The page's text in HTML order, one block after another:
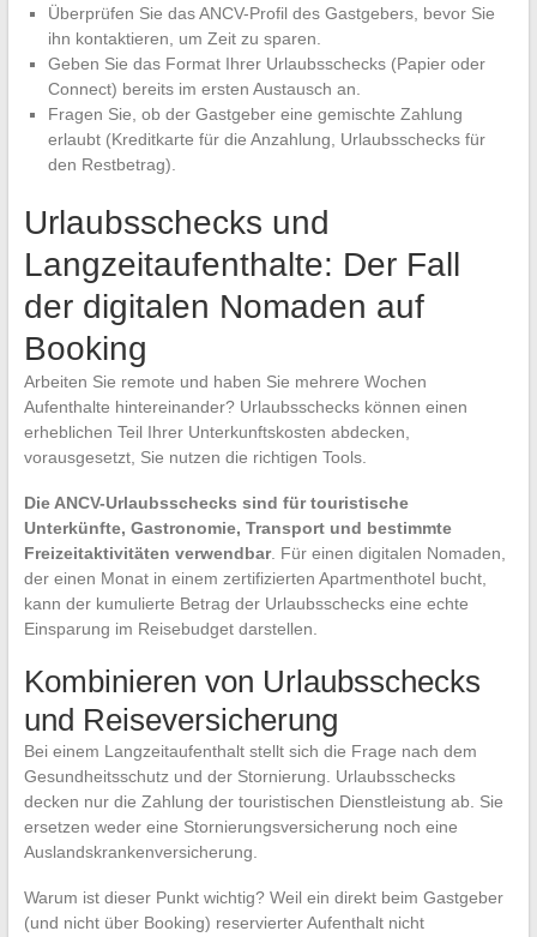
Überprüfen Sie das ANCV-Profil des Gastgebers, bevor Sie
ihn kontaktieren, um Zeit zu sparen.
Geben Sie das Format Ihrer Urlaubsschecks (Papier oder
Connect) bereits im ersten Austausch an.
Fragen Sie, ob der Gastgeber eine gemischte Zahlung
erlaubt (Kreditkarte für die Anzahlung, Urlaubsschecks für
den Restbetrag).
Urlaubsschecks und
Langzeitaufenthalte: Der Fall
der digitalen Nomaden auf
Booking
Arbeiten Sie remote und haben Sie mehrere Wochen
Aufenthalte hintereinander? Urlaubsschecks können einen
erheblichen Teil Ihrer Unterkunftskosten abdecken,
vorausgesetzt, Sie nutzen die richtigen Tools.
Die ANCV-Urlaubsschecks sind für touristische
Unterkünfte, Gastronomie, Transport und bestimmte
Freizeitaktivitäten verwendbar. Für einen digitalen Nomaden,
der einen Monat in einem zertifizierten Apartmenthotel bucht,
kann der kumulierte Betrag der Urlaubsschecks eine echte
Einsparung im Reisebudget darstellen.
Kombinieren von Urlaubsschecks
und Reiseversicherung
Bei einem Langzeitaufenthalt stellt sich die Frage nach dem
Gesundheitsschutz und der Stornierung. Urlaubsschecks
decken nur die Zahlung der touristischen Dienstleistung ab. Sie
ersetzen weder eine Stornierungsversicherung noch eine
Auslandskrankenversicherung.
Warum ist dieser Punkt wichtig? Weil ein direkt beim Gastgeber
(und nicht über Booking) reservierter Aufenthalt nicht